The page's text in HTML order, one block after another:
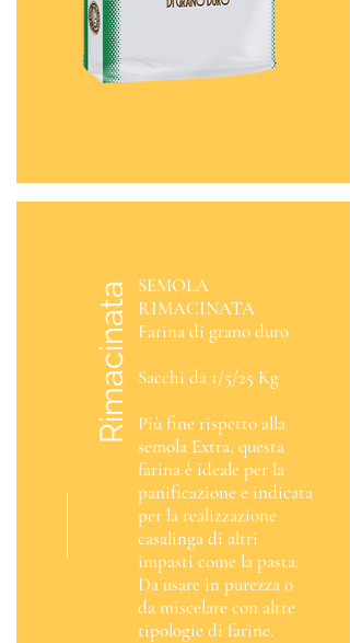
Rimacinata
SEMOLA
RIMACINATA
Farina di grano duro
Sacchi da 1/5/25 Kg
Più fine rispetto alla
semola Extra, questa
farina è ideale per la
panificazione e indicata
per la realizzazione
casalinga di altri
impasti come la pasta.
Da usare in purezza o
da miscelare con altre
tipologie di farine.